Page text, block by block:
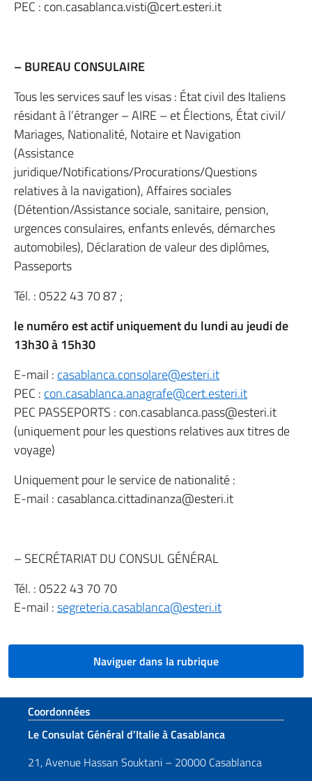
PEC : con.casablanca.visti@cert.esteri.it
– BUREAU CONSULAIRE
Tous les services sauf les visas : État civil des Italiens
résidant à l’étranger – AIRE – et Élections, État civil/
Mariages, Nationalité, Notaire et Navigation
(Assistance
juridique/Notifications/Procurations/Questions
relatives à la navigation), Affaires sociales
(Détention/Assistance sociale, sanitaire, pension,
urgences consulaires, enfants enlevés, démarches
automobiles), Déclaration de valeur des diplômes,
Passeports
Tél. : 0522 43 70 87 ;
le numéro est actif uniquement du lundi au jeudi de
13h30 à 15h30
E-mail : casablanca.consolare@esteri.it
PEC : con.casablanca.anagrafe@cert.esteri.it
PEC PASSEPORTS : con.casablanca.pass@esteri.it
(uniquement pour les questions relatives aux titres de
voyage)
Uniquement pour le service de nationalité :
E-mail : casablanca.cittadinanza@esteri.it
– SECRÉTARIAT DU CONSUL GÉNÉRAL
Tél. : 0522 43 70 70
E-mail :segreteria.casablanca@esteri.it
Naviguer dans la rubrique
Section de pied de page
Coordonnées
Le Consulat Général d’Italie à Casablanca
21, Avenue Hassan Souktani – 20000 Casablanca